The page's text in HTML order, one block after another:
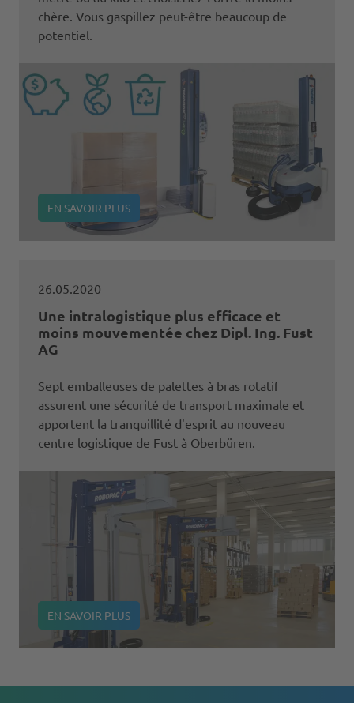
chère. Vous gaspillez peut-être beaucoup de
potentiel.
EN SAVOIR PLUS
26.05.2020
Une intralogistique plus efficace et
moins mouvementée chez Dipl. Ing. Fust
AG
Sept emballeuses de palettes à bras rotatif
assurent une sécurité de transport maximale et
apportent la tranquillité d'esprit au nouveau
centre logistique de Fust à Oberbüren.
EN SAVOIR PLUS